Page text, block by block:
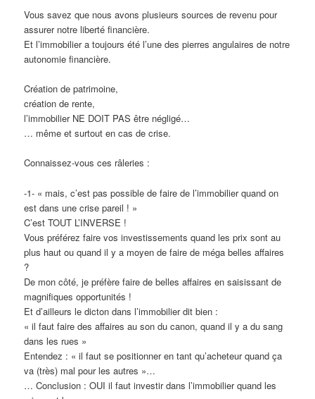
Vous savez que nous avons plusieurs sources de revenu pour
assurer notre liberté financière.
Et l’immobilier a toujours été l’une des pierres angulaires de notre
autonomie financière.
Création de patrimoine,
création de rente,
l’immobilier NE DOIT PAS être négligé…
… même et surtout en cas de crise.
Connaissez-vous ces râleries :
-1- « mais, c’est pas possible de faire de l’immobilier quand on
est dans une crise pareil ! »
C’est TOUT L’INVERSE !
Vous préférez faire vos investissements quand les prix sont au
plus haut ou quand il y a moyen de faire de méga belles affaires
?
De mon côté, je préfère faire de belles affaires en saisissant de
magnifiques opportunités !
Et d’ailleurs le dicton dans l’immobilier dit bien :
« il faut faire des affaires au son du canon, quand il y a du sang
dans les rues »
Entendez : « il faut se positionner en tant qu’acheteur quand ça
va (très) mal pour les autres »…
… Conclusion : OUI il faut investir dans l’immobilier quand les